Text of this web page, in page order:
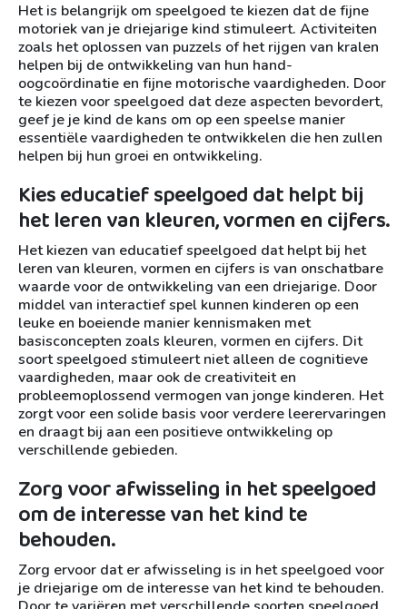
Het is belangrijk om speelgoed te kiezen dat de fijne
motoriek van je driejarige kind stimuleert. Activiteiten
zoals het oplossen van puzzels of het rijgen van kralen
helpen bij de ontwikkeling van hun hand-
oogcoördinatie en fijne motorische vaardigheden. Door
te kiezen voor speelgoed dat deze aspecten bevordert,
geef je je kind de kans om op een speelse manier
essentiële vaardigheden te ontwikkelen die hen zullen
helpen bij hun groei en ontwikkeling.
Kies educatief speelgoed dat helpt bij
het leren van kleuren, vormen en cijfers.
Het kiezen van educatief speelgoed dat helpt bij het
leren van kleuren, vormen en cijfers is van onschatbare
waarde voor de ontwikkeling van een driejarige. Door
middel van interactief spel kunnen kinderen op een
leuke en boeiende manier kennismaken met
basisconcepten zoals kleuren, vormen en cijfers. Dit
soort speelgoed stimuleert niet alleen de cognitieve
vaardigheden, maar ook de creativiteit en
probleemoplossend vermogen van jonge kinderen. Het
zorgt voor een solide basis voor verdere leerervaringen
en draagt bij aan een positieve ontwikkeling op
verschillende gebieden.
Zorg voor afwisseling in het speelgoed
om de interesse van het kind te
behouden.
Zorg ervoor dat er afwisseling is in het speelgoed voor
je driejarige om de interesse van het kind te behouden.